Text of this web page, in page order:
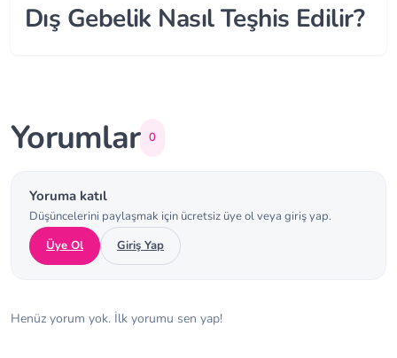
Dış Gebelik Nasıl Teşhis Edilir?
Yorumlar 0
Yoruma katıl
Düşüncelerini paylaşmak için ücretsiz üye ol veya giriş yap.
Üye Ol
Giriş Yap
Henüz yorum yok. İlk yorumu sen yap!